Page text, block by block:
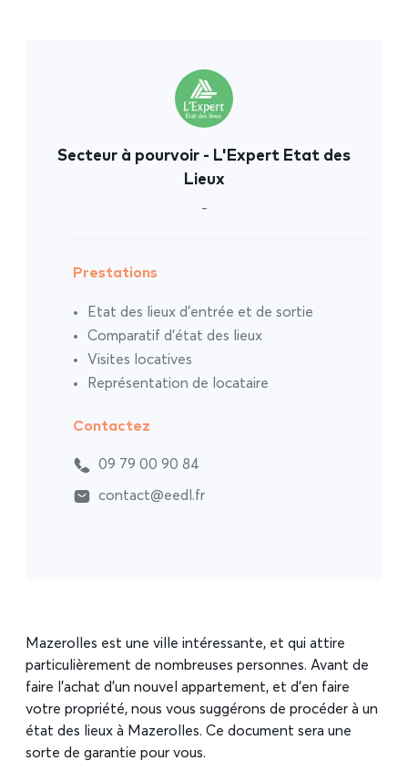
Mazerolles est une ville intéressante, et qui attire
particulièrement de nombreuses personnes. Avant de
faire l’achat d’un nouvel appartement, et d’en faire
votre propriété, nous vous suggérons de procéder à un
état des lieux à Mazerolles. Ce document sera une
sorte de garantie pour vous.
Secteur à pourvoir - L'Expert Etat des
Lieux
-
Prestations
Etat des lieux d’entrée et de sortie
Comparatif d’état des lieux
Visites locatives
Représentation de locataire
Contactez
09 79 00 90 84
contact@eedl.fr